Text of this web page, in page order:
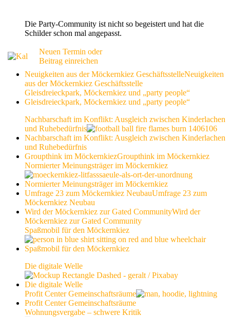
Die Party-Community ist nicht so begeistert und hat die
Schilder schon mal angepasst.
Neuen Termin oder
Beitrag einreichen
Neuigkeiten aus der Möckernkiez GeschäftsstelleNeuigkeiten
aus der Möckernkiez Geschäftsstelle
Gleisdreieckpark, Möckernkiez und „party people“
Gleisdreieckpark, Möckernkiez und „party people“
Nachbarschaft im Konflikt: Ausgleich zwischen Kinderlachen
und Ruhebedürfnis
Nachbarschaft im Konflikt: Ausgleich zwischen Kinderlachen
und Ruhebedürfnis
Groupthink im MöckernkiezGroupthink im Möckernkiez
Normierter Meinungsträger im Möckernkiez
Normierter Meinungsträger im Möckernkiez
Umfrage 23 zum Möckernkiez NeubauUmfrage 23 zum
Möckernkiez Neubau
Wird der Möckernkiez zur Gated CommunityWird der
Möckernkiez zur Gated Community
Spaßmobil für den Möckernkiez
Spaßmobil für den Möckernkiez
Die digitale Welle
Die digitale Welle
Profit Center Gemeinschaftsräume
Profit Center Gemeinschaftsräume
Wohnungsvergabe – schwere Kritik